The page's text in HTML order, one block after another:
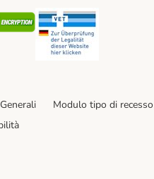
Security
Modulo tipo di recesso